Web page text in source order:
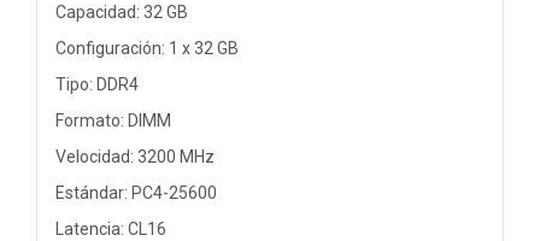
Capacidad: 32 GB
Configuración: 1 x 32 GB
Tipo: DDR4
Formato: DIMM
Velocidad: 3200 MHz
Estándar: PC4-25600
Latencia: CL16